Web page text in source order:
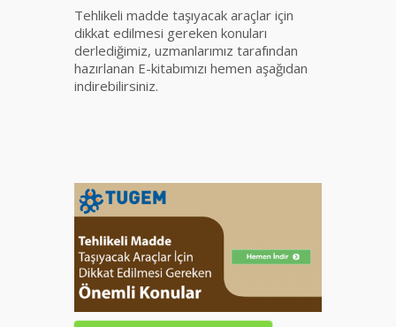
Tehlikeli madde taşıyacak araçlar için
dikkat edilmesi gereken konuları
derlediğimiz, uzmanlarımız tarafından
hazırlanan E-kitabımızı hemen aşağıdan
indirebilirsiniz.